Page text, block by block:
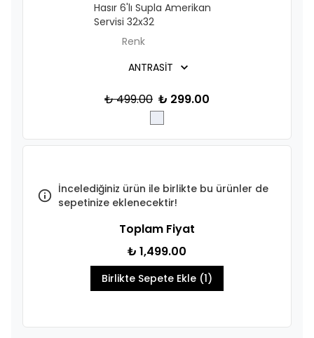
Hasır 6'lı Supla Amerikan
Servisi 32x32
Renk
₺ 499.00 ₺ 299.00
İncelediğiniz ürün ile birlikte bu ürünler de
sepetinize eklenecektir!
Toplam Fiyat
₺ 1,499.00
Birlikte Sepete Ekle (1)